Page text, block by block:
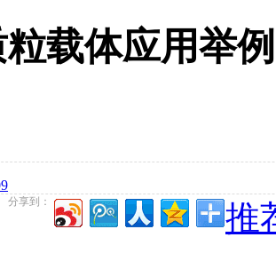
载体应用举例
分享到： 推